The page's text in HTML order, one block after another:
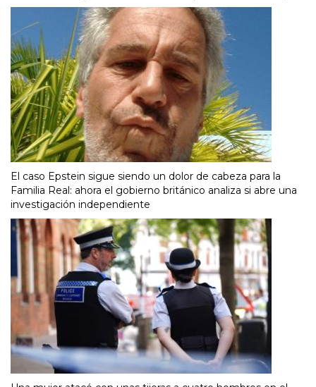
El caso Epstein sigue siendo un dolor de cabeza para la
Familia Real: ahora el gobierno británico analiza si abre una
investigación independiente